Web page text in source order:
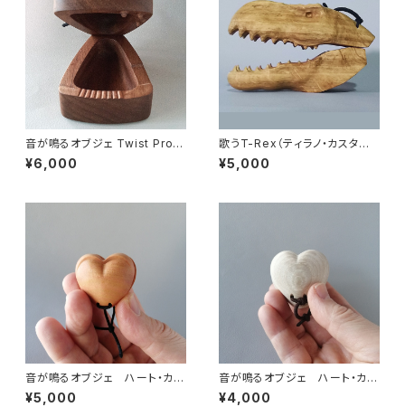
音が鳴るオブジェ Twist Pro-s
（ツイスト プロ-s）音の高さが変
わるカスタネット
¥6,000
歌うT-Rex（ティラノ・カスタネッ
ト）
¥5,000
音が鳴るオブジェ ハート・カス
タネット mini サーモンピンク
¥5,000
音が鳴るオブジェ ハート・カス
タネット セン
¥4,000